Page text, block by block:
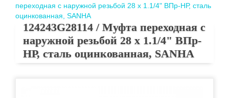
переходная с наружной резьбой 28 х 1.1/4" ВПр-НР, сталь
оцинкованная, SANHA
124243G28114 / Муфта переходная с
наружной резьбой 28 х 1.1/4" ВПр-
НР, сталь оцинкованная, SANHA